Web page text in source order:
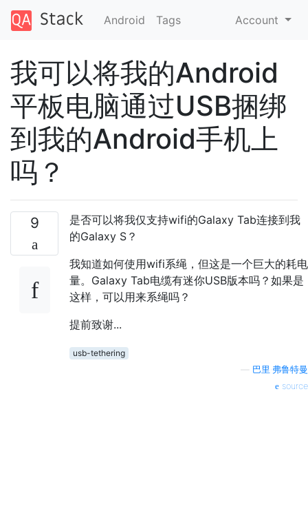
Android Tags Account
我可以将我的Android
平板电脑通过USB捆绑
到我的Android手机上
吗？
9
是否可以将我仅支持wifi的Galaxy Tab连接到我
的Galaxy S？
我知道如何使用wifi系绳，但这是一个巨大的耗电
量。Galaxy Tab电缆有迷你USB版本吗？如果是
这样，可以用来系绳吗？
提前致谢...
usb-tethering
巴里·弗鲁特曼
source